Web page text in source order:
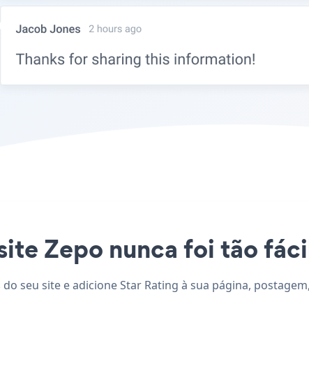
Zepo nunca foi tão
seu site e adicione Star Rating à sua página,